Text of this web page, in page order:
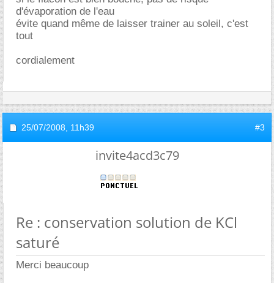
d'évaporation de l'eau
évite quand même de laisser trainer au soleil, c'est
tout
cordialement
25/07/2008, 11h39 #3
invite4acd3c79
Re : conservation solution de KCl
saturé
Merci beaucoup